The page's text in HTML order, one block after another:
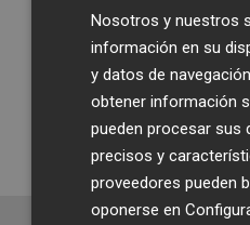
Nosotros y nuestros
información en su
y datos de
obtener información
pueden procesar sus
precisos y
proveedores pueden
oponerse en